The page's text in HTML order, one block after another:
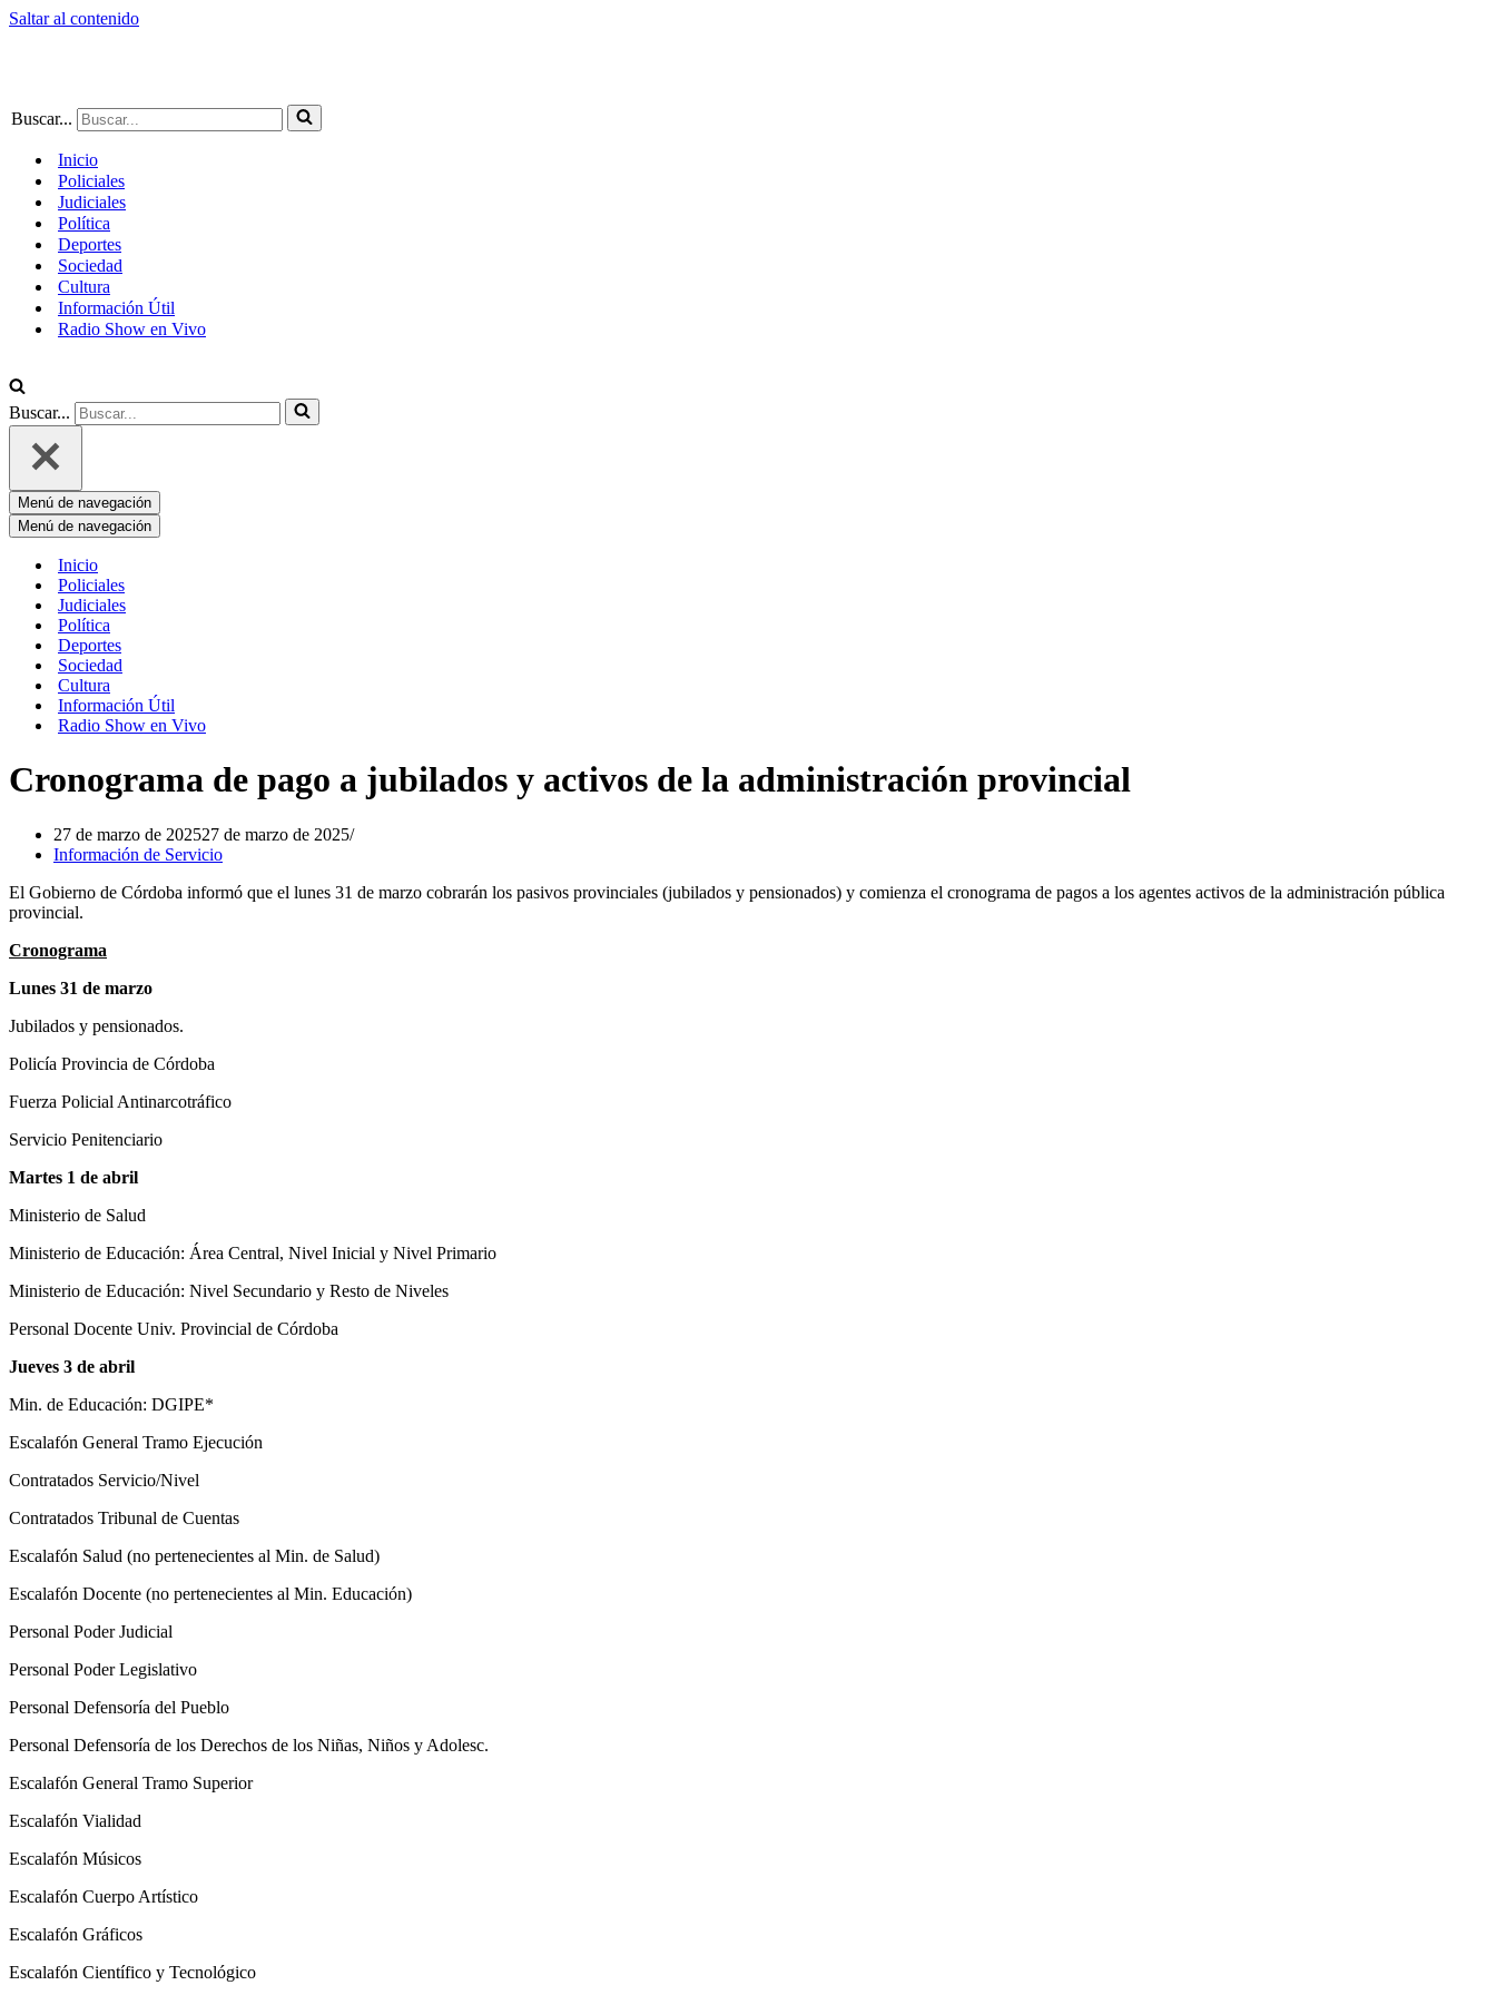
Saltar al contenido
Buscar...
Inicio
Policiales
Judiciales
Política
Deportes
Sociedad
Cultura
Información Útil
Radio Show en Vivo
Buscar...
Menú de navegación
Menú de navegación
Inicio
Policiales
Judiciales
Política
Deportes
Sociedad
Cultura
Información Útil
Radio Show en Vivo
Cronograma de pago a jubilados y activos de la administración provincial
27 de marzo de 202527 de marzo de 2025
Información de Servicio
El Gobierno de Córdoba informó que el lunes 31 de marzo cobrarán los pasivos provinciales (jubilados y pensionados) y comienza el cronograma de pagos a los agentes activos de la administración pública
provincial.
Cronograma
Lunes 31 de marzo
Jubilados y pensionados.
Policía Provincia de Córdoba
Fuerza Policial Antinarcotráfico
Servicio Penitenciario
Martes 1 de abril
Ministerio de Salud
Ministerio de Educación: Área Central, Nivel Inicial y Nivel Primario
Ministerio de Educación: Nivel Secundario y Resto de Niveles
Personal Docente Univ. Provincial de Córdoba
Jueves 3 de abril
Min. de Educación: DGIPE*
Escalafón General Tramo Ejecución
Contratados Servicio/Nivel
Contratados Tribunal de Cuentas
Escalafón Salud (no pertenecientes al Min. de Salud)
Escalafón Docente (no pertenecientes al Min. Educación)
Personal Poder Judicial
Personal Poder Legislativo
Personal Defensoría del Pueblo
Personal Defensoría de los Derechos de los Niñas, Niños y Adolesc.
Escalafón General Tramo Superior
Escalafón Vialidad
Escalafón Músicos
Escalafón Cuerpo Artístico
Escalafón Gráficos
Escalafón Científico y Tecnológico